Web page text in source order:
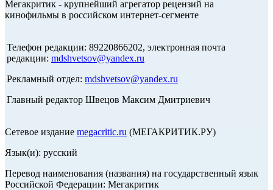
Мегакритик - крупнейший агрегатор рецензий на
кинофильмы в российском интернет-сегменте
Телефон редакции: 89220866202, электронная почта
редакции: mdshvetsov@yandex.ru
Рекламный отдел: mdshvetsov@yandex.ru
Главный редактор Швецов Максим Дмитриевич
Сетевое издание megacritic.ru (МЕГАКРИТИК.РУ)
Язык(и): русский
Перевод наименования (названия) на государственный язык
Российской Федерации: Мегакритик